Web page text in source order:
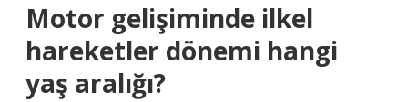
Motor gelişiminde ilkel
hareketler dönemi hangi
yaş aralığı?